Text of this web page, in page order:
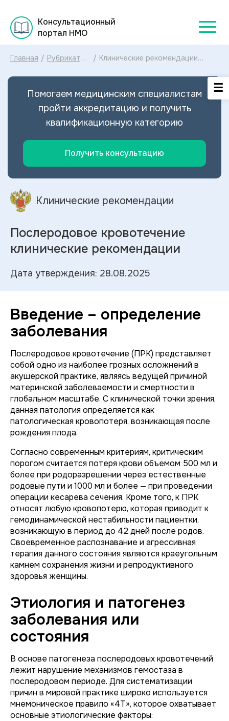
Консультационный
портал НМО
Главная / Рубрикатор
рекомендаций
/ Клинические рекомендации
МКБ-10: диагностика и лечение
2025
Помогаем медицинским специалистам
пройти аккредитацию и получить
квалификационную категорию
Получить консультацию
Клинические рекомендации
Послеродовое кровотечение
клинические рекомендации
Дата утверждения: 28.08.2025
Введение – определение
заболевания
Послеродовое кровотечение (ПРК) представляет
собой одно из наиболее грозных осложнений в
акушерской практике, являясь ведущей причиной
материнской заболеваемости и смертности в
глобальном масштабе. С клинической точки зрения,
данная патология определяется как
патологическая кровопотеря, возникающая после
рождения плода.
Согласно современным критериям, критическим
порогом считается потеря крови объемом 500 мл и
более при родоразрешении через естественные
родовые пути и 1000 мл и более — при проведении
операции кесарева сечения. Кроме того, к ПРК
относят любую кровопотерю, которая приводит к
гемодинамической нестабильности пациентки,
возникающую в период до 42 дней после родов.
Своевременное распознавание и агрессивная
терапия данного состояния являются краеугольным
камнем сохранения жизни и репродуктивного
здоровья женщины.
Этиология и патогенез
заболевания или
состояния
В основе патогенеза послеродовых кровотечений
лежит нарушение механизмов гемостаза в
послеродовом периоде. Для систематизации
причин в мировой практике широко используется
мнемоническое правило «4Т», которое охватывает
основные этиологические факторы: